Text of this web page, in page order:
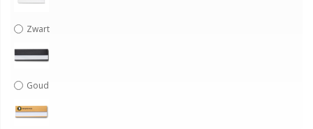
Zwart
Goud